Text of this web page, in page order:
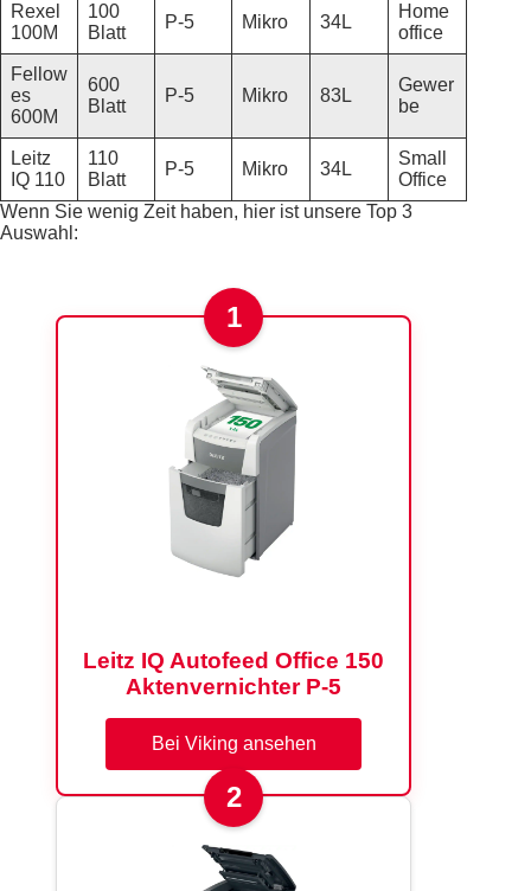
Rexel
100M
100
Blatt
P-5 Mikro 34L
Home
office
Fellow
es
600M
600
Blatt
P-5 Mikro 83L
Gewer
be
Leitz
IQ 110
110
Blatt
P-5 Mikro 34L
Small
Office
Wenn Sie wenig Zeit haben, hier ist unsere Top 3
Auswahl:
1
Leitz IQ Autofeed Office 150
Aktenvernichter P-5
Bei Viking ansehen
2